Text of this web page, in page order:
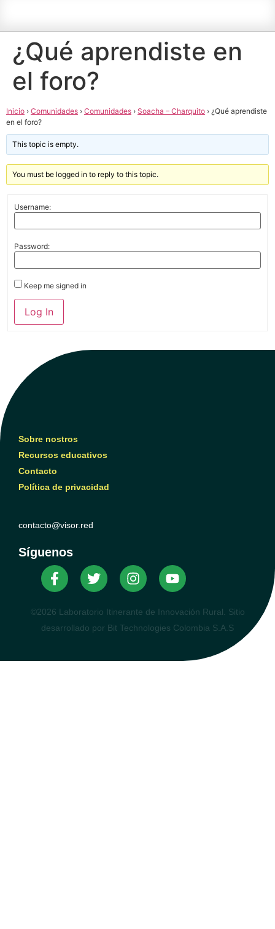
¿Qué aprendiste en
el foro?
Inicio › Comunidades › Comunidades › Soacha – Charquito › ¿Qué aprendiste
en el foro?
This topic is empty.
You must be logged in to reply to this topic.
Username:
Password:
Keep me signed in
Log In
Sobre nostros
Recursos educativos
Contacto
Política de privacidad
contacto@visor.red
Síguenos
©2026 Laboratorio Itinerante de Innovación Rural. Sitio
desarrollado por Bit Technologies Colombia S.A.S